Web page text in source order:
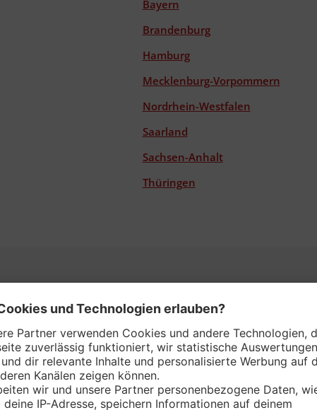
Bayern
Brandenburg
Hamburg
Mecklenburg-Vorpommern
Nordrhein-Westfalen
Saarland
Sachsen-Anhalt
Thüringen